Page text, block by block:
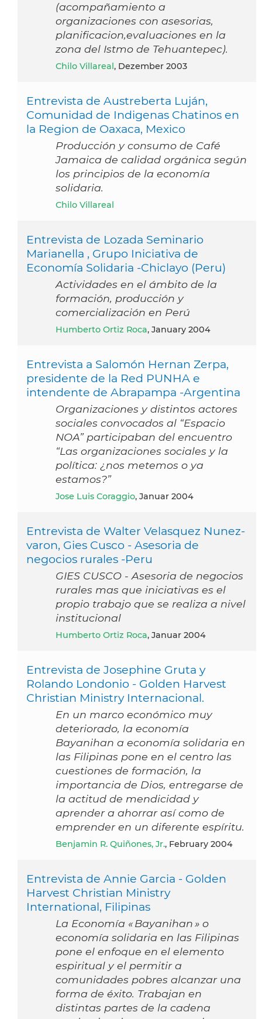
(acompañamiento a
organizaciones con asesorias,
planificacion,evaluaciones en la
zona del Istmo de Tehuantepec).
Chilo Villareal , Dezember 2003
Entrevista de Austreberta Luján,
Comunidad de Indigenas Chatinos en
la Region de Oaxaca, Mexico
Producción y consumo de Café
Jamaica de calidad orgánica según
los principios de la economía
solidaria.
Chilo Villareal
Entrevista de Lozada Seminario
Marianella , Grupo Iniciativa de
Economía Solidaria -Chiclayo (Peru)
Actividades en el ámbito de la
formación, producción y
comercialización en Perú
Humberto Ortiz Roca, January 2004
Entrevista a Salomón Hernan Zerpa,
presidente de la Red PUNHA e
intendente de Abrapampa -Argentina
Organizaciones y distintos actores
sociales convocados al “Espacio
NOA” participaban del encuentro
“Las organizaciones sociales y la
política: ¿nos metemos o ya
estamos?”
Jose Luis Coraggio, Januar 2004
Entrevista de Walter Velasquez Nunez-
varon, Gies Cusco - Asesoria de
negocios rurales -Peru
GIES CUSCO - Asesoria de negocios
rurales mas que iniciativas es el
propio trabajo que se realiza a nivel
institucional
Humberto Ortiz Roca, Januar 2004
Entrevista de Josephine Gruta y
Rolando Londonio - Golden Harvest
Christian Ministry Internacional.
En un marco económico muy
deteriorado, la economía
Bayanihan a economía solidaria en
las Filipinas pone en el centro las
cuestiones de formación, la
importancia de Dios, entregarse de
la actitud de mendicidad y
aprender a ahorrar así como de
emprender en un diferente espíritu.
Benjamin R. Quiñones, Jr., February 2004
Entrevista de Annie Garcia - Golden
Harvest Christian Ministry
International, Filipinas
La Economía « Bayanihan » o
economía solidaria en las Filipinas
pone el enfoque en el elemento
espiritual y el permitir a
comunidades pobres alcanzar una
forma de éxito. Trabajan en
distintas partes de la cadena